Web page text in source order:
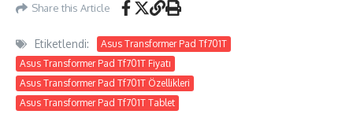
Share this Article
Etiketlendi:
Asus Transformer Pad Tf701T
Asus Transformer Pad Tf701T Fiyatı
Asus Transformer Pad Tf701T Özellikleri
Asus Transformer Pad Tf701T Tablet